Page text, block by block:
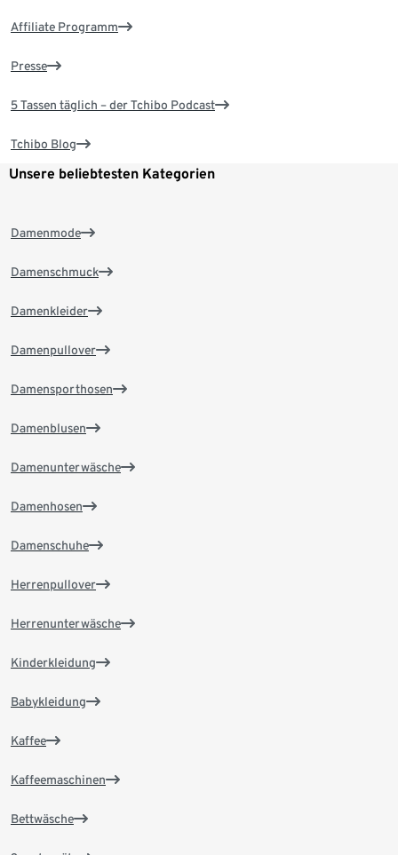
Affiliate Programm
Presse
5 Tassen täglich – der Tchibo Podcast
Tchibo Blog
Unsere beliebtesten Kategorien
Damenmode
Damenschmuck
Damenkleider
Damenpullover
Damensporthosen
Damenblusen
Damenunterwäsche
Damenhosen
Damenschuhe
Herrenpullover
Herrenunterwäsche
Kinderkleidung
Babykleidung
Kaffee
Kaffeemaschinen
Bettwäsche